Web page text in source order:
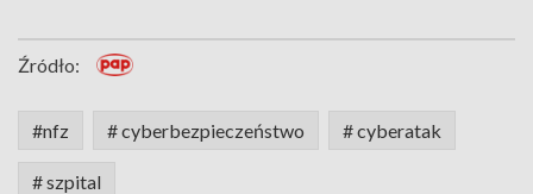
Źródło:
#nfz # cyberbezpieczeństwo # cyberatak
# szpital